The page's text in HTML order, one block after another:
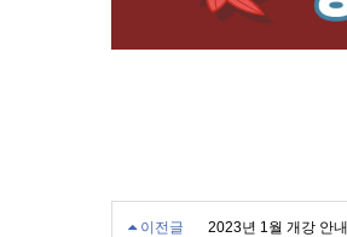
이전글 2023년 1월 개강 안내